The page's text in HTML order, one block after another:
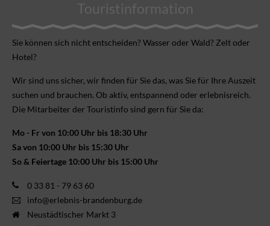
Touristinformation
Sie können sich nicht ent­scheiden? Wasser oder Wald? Zelt oder
Hotel?
Wir sind uns sicher, wir finden für Sie das, was Sie für Ihre Aus­zeit
suchen und brauchen. Ob aktiv, ent­spannend oder erlebnis­reich.
Die Mitarbeiter der Touristinfo sind gern für Sie da:
Mo - Fr von 10:00 Uhr bis 18:30 Uhr
Sa von 10:00 Uhr bis 15:30 Uhr
So & Feiertage 10:00 Uhr bis 15:00 Uhr
0 33 81 - 79 63 60
info@erlebnis-brandenburg.de
Neustädtischer Markt 3